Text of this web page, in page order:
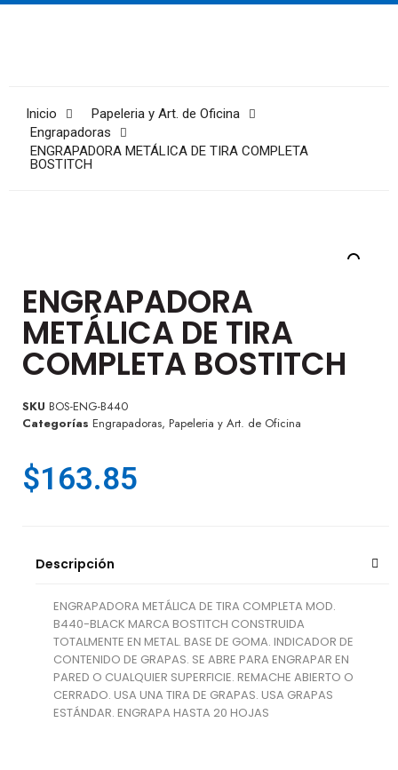
Inicio
Papeleria y Art. de Oficina
Engrapadoras
ENGRAPADORA METÁLICA DE TIRA COMPLETA
BOSTITCH
ENGRAPADORA
METÁLICA DE TIRA
COMPLETA BOSTITCH
SKU BOS-ENG-B440
Categorías Engrapadoras, Papeleria y Art. de Oficina
$163.85
Descripción
ENGRAPADORA METÁLICA DE TIRA COMPLETA MOD.
B440-BLACK MARCA BOSTITCH CONSTRUIDA
TOTALMENTE EN METAL. BASE DE GOMA. INDICADOR DE
CONTENIDO DE GRAPAS. SE ABRE PARA ENGRAPAR EN
PARED O CUALQUIER SUPERFICIE. REMACHE ABIERTO O
CERRADO. USA UNA TIRA DE GRAPAS. USA GRAPAS
ESTÁNDAR. ENGRAPA HASTA 20 HOJAS